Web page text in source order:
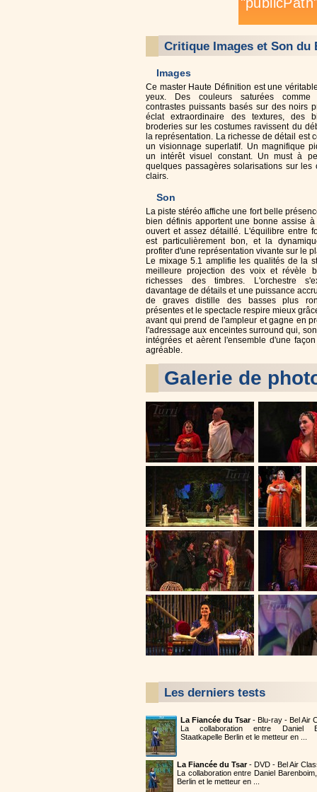
Critique Images et Son du
Images
Ce master Haute Définition est une
yeux. Des couleurs saturées comme
contrastes puissants basés sur des noirs
éclat extraordinaire des textures, des
broderies sur les costumes ravissent du
la représentation. La richesse de détail est
un visionnage superlatif. Un magnifique
un intérêt visuel constant. Un must à
quelques passagères solarisations sur les
clairs.
Son
La piste stéréo affiche une fort belle
bien définis apportent une bonne assise
ouvert et assez détaillé. L'équilibre entre
est particulièrement bon, et la
profiter d'une représentation vivante sur le
Le mixage 5.1 amplifie les qualités de la
meilleure projection des voix et révèle
richesses des timbres. L'orchestre
davantage de détails et une puissance
de graves distille des basses plus
présentes et le spectacle respire mieux
avant qui prend de l'ampleur et gagne en
l'adressage aux enceintes surround qui,
intégrées et aèrent l'ensemble d'une
agréable.
Galerie de
Les derniers tests
La Fiancée du Tsar- Blu-ray - Bel Air
La collaboration entre Daniel
Staatkapelle Berlin et le metteur en ...
La Fiancée du Tsar- DVD - Bel Air
La collaboration entre Daniel
Berlin et le metteur en ...